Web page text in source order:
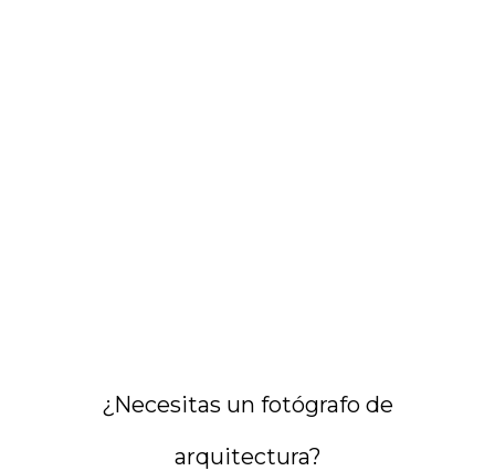
¿Necesitas un fotógrafo de
arquitectura?